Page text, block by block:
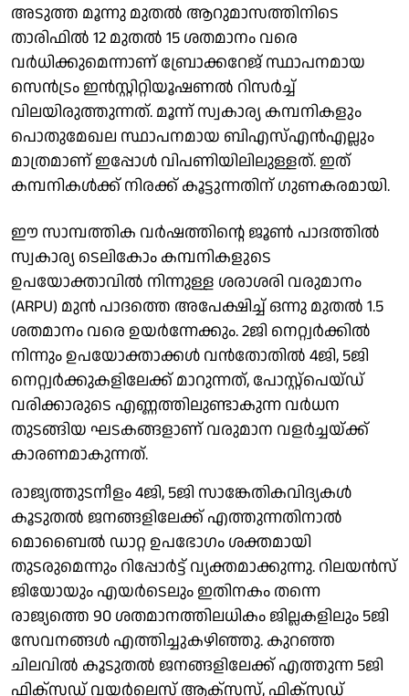
അടുത്ത മൂന്നു മുതല്‍ ആറുമാസത്തിനിടെ
താരിഫില്‍ 12 മുതല്‍ 15 ശതമാനം വരെ
വര്‍ധിക്കുമെന്നാണ് ബ്രോക്കറേജ് സ്ഥാപനമായ
സെന്‍ട്രം ഇന്‍സ്റ്റിറ്റിയൂഷണല്‍ റിസര്‍ച്ച്
വിലയിരുത്തുന്നത്. മൂന്ന് സ്വകാര്യ കമ്പനികളും
പൊതുമേഖല സ്ഥാപനമായ ബിഎസ്എന്‍എല്ലും
മാത്രമാണ് ഇപ്പോള്‍ വിപണിയിലിലുള്ളത്. ഇത്
കമ്പനികള്‍ക്ക് നിരക്ക് കൂട്ടുന്നതിന് ഗുണകരമായി.
ഈ സാമ്പത്തിക വര്‍ഷത്തിന്റെ ജൂണ്‍ പാദത്തില്‍
സ്വകാര്യ ടെലികോം കമ്പനികളുടെ
ഉപയോക്താവില്‍ നിന്നുള്ള ശരാശരി വരുമാനം
(ARPU) മുന്‍ പാദത്തെ അപേക്ഷിച്ച് ഒന്നു മുതല്‍ 1.5
ശതമാനം വരെ ഉയര്‍ന്നേക്കും. 2ജി നെറ്റ്വര്‍ക്കില്‍
നിന്നും ഉപയോക്താക്കള്‍ വന്‍തോതില്‍ 4ജി, 5ജി
നെറ്റ്വര്‍ക്കുകളിലേക്ക് മാറുന്നത്, പോസ്റ്റ്പെയ്ഡ്
വരിക്കാരുടെ എണ്ണത്തിലുണ്ടാകുന്ന വര്‍ധന
തുടങ്ങിയ ഘടകങ്ങളാണ് വരുമാന വളര്‍ച്ചയ്ക്ക്
കാരണമാകുന്നത്.
രാജ്യത്തുടനീളം 4ജി, 5ജി സാങ്കേതികവിദ്യകള്‍
കൂടുതല്‍ ജനങ്ങളിലേക്ക് എത്തുന്നതിനാല്‍
മൊബൈല്‍ ഡാറ്റ ഉപഭോഗം ശക്തമായി
തുടരുമെന്നും റിപ്പോര്‍ട്ട് വ്യക്തമാക്കുന്നു. റിലയന്‍സ്
ജിയോയും എയര്‍ടെലും ഇതിനകം തന്നെ
രാജ്യത്തെ 90 ശതമാനത്തിലധികം ജില്ലകളിലും 5ജി
സേവനങ്ങള്‍ എത്തിച്ചുകഴിഞ്ഞു. കുറഞ്ഞ
ചിലവില്‍ കൂടുതല്‍ ജനങ്ങളിലേക്ക് എത്തുന്ന 5ജി
ഫിക്‌സഡ് വയര്‍ലെസ് ആക്‌സസ്, ഫിക്‌സഡ്